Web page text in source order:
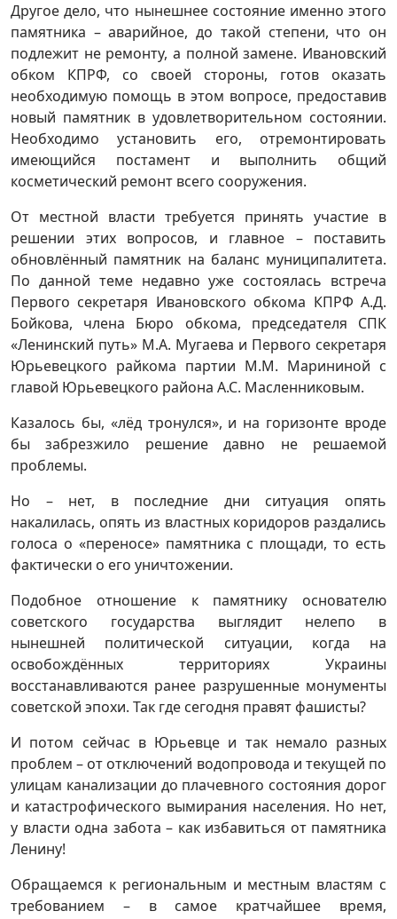
Другое дело, что нынешнее состояние именно этого
памятника – аварийное, до такой степени, что он
подлежит не ремонту, а полной замене. Ивановский
обком КПРФ, со своей стороны, готов оказать
необходимую помощь в этом вопросе, предоставив
новый памятник в удовлетворительном состоянии.
Необходимо установить его, отремонтировать
имеющийся постамент и выполнить общий
косметический ремонт всего сооружения.
От местной власти требуется принять участие в
решении этих вопросов, и главное – поставить
обновлённый памятник на баланс муниципалитета.
По данной теме недавно уже состоялась встреча
Первого секретаря Ивановского обкома КПРФ А.Д.
Бойкова, члена Бюро обкома, председателя СПК
«Ленинский путь» М.А. Мугаева и Первого секретаря
Юрьевецкого райкома партии М.М. Марининой с
главой Юрьевецкого района А.С. Масленниковым.
Казалось бы, «лёд тронулся», и на горизонте вроде
бы забрезжило решение давно не решаемой
проблемы.
Но – нет, в последние дни ситуация опять
накалилась, опять из властных коридоров раздались
голоса о «переносе» памятника с площади, то есть
фактически о его уничтожении.
Подобное отношение к памятнику основателю
советского государства выглядит нелепо в
нынешней политической ситуации, когда на
освобождённых территориях Украины
восстанавливаются ранее разрушенные монументы
советской эпохи. Так где сегодня правят фашисты?
И потом сейчас в Юрьевце и так немало разных
проблем – от отключений водопровода и текущей по
улицам канализации до плачевного состояния дорог
и катастрофического вымирания населения. Но нет,
у власти одна забота – как избавиться от памятника
Ленину!
Обращаемся к региональным и местным властям с
требованием – в самое кратчайшее время,